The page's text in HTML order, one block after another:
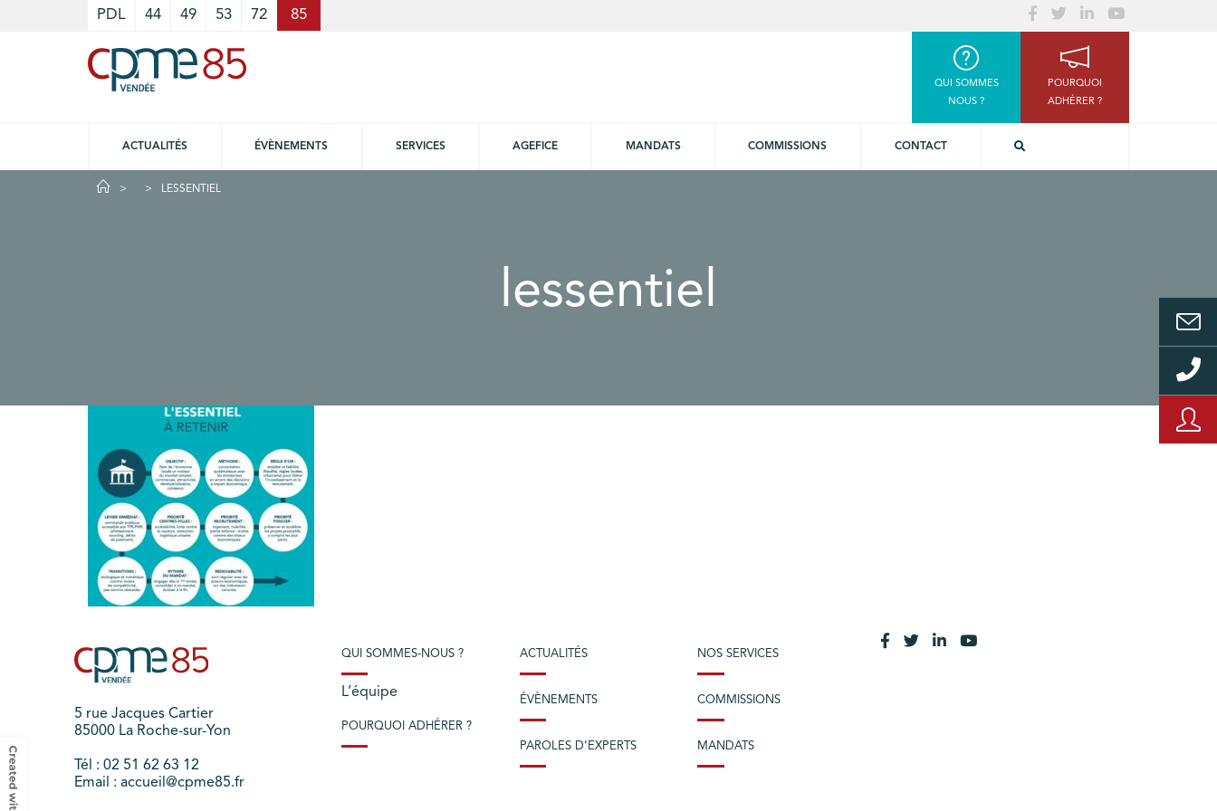
PDL 44 49 53 72 85
QUI SOMMES
NOUS ?
POURQUOI
ADHÉRER ?
ACTUALITÉS ÉVÈNEMENTS SERVICES AGEFICE MANDATS COMMISSIONS CONTACT
LESSENTIEL
lessentiel
5 rue Jacques Cartier
85000 La Roche-sur-Yon
Tél : 02 51 62 63 12
Email : accueil@cpme85.fr
QUI SOMMES-NOUS ?
L’équipe
POURQUOI ADHÉRER ?
ACTUALITÉS
ÉVÈNEMENTS
PAROLES D’EXPERTS
NOS SERVICES
COMMISSIONS
MANDATS
Cookies management panel